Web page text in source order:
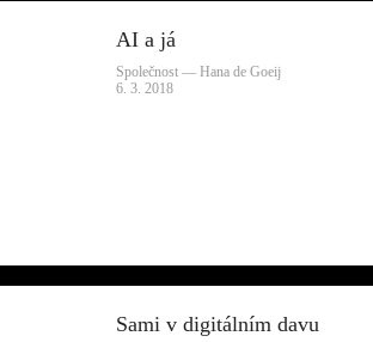
AI a já
Společnost — Hana de Goeij
6. 3. 2018
Sami v digitálním davu